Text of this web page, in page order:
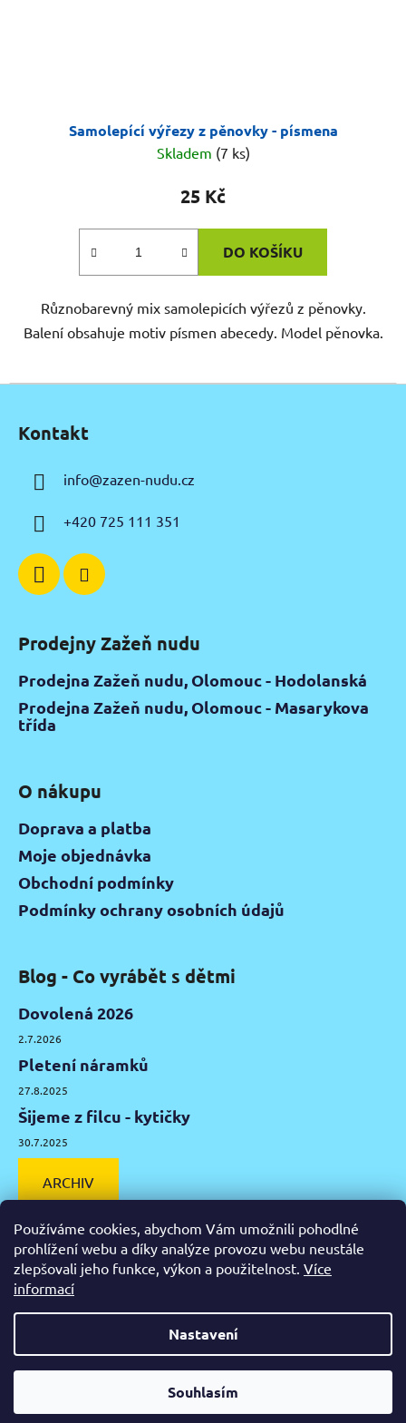
Používáme cookies, abychom Vám umožnili pohodlné
prohlížení webu a díky analýze provozu webu neustále
zlepšovali jeho funkce, výkon a použitelnost. Více
informací
Nastavení
Souhlasím
Od čtvrtka 6.8. do úterý 11.8. máme mimořádně zavřeno.
Samolepící výřezy z pěnovky - písmena
Skladem (7 ks)
25 Kč
DO KOŠÍKU
Různobarevný mix samolepicích výřezů z pěnovky.
Balení obsahuje motiv písmen abecedy. Model pěnovka.
Kontakt
info@zazen-nudu.cz
+420 725 111 351
Prodejny Zažeň nudu
Prodejna Zažeň nudu, Olomouc - Hodolanská
Prodejna Zažeň nudu, Olomouc - Masarykova
třída
O nákupu
Doprava a platba
Moje objednávka
Obchodní podmínky
Podmínky ochrany osobních údajů
Blog - Co vyrábět s dětmi
Dovolená 2026
2.7.2026
Pletení náramků
27.8.2025
Šijeme z filcu - kytičky
30.7.2025
ARCHIV
Facebook
Vytvořil Shoptet
Zažeň nudu. Všechna práva vyhrazena.
Upravit nastavení cookies